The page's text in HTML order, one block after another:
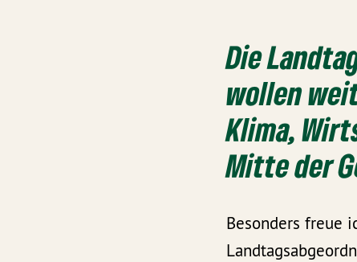
Die
wollen
Klima,
Mitte der
Besonders freue